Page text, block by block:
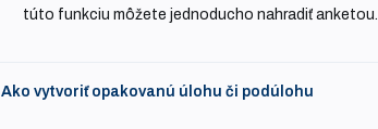
túto funkciu môžete jednoducho nahradiť anketou.
Ako vytvoriť opakovanú úlohu či podúlohu